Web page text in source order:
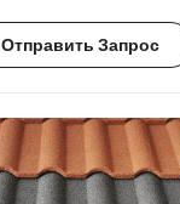
Отправить Запрос